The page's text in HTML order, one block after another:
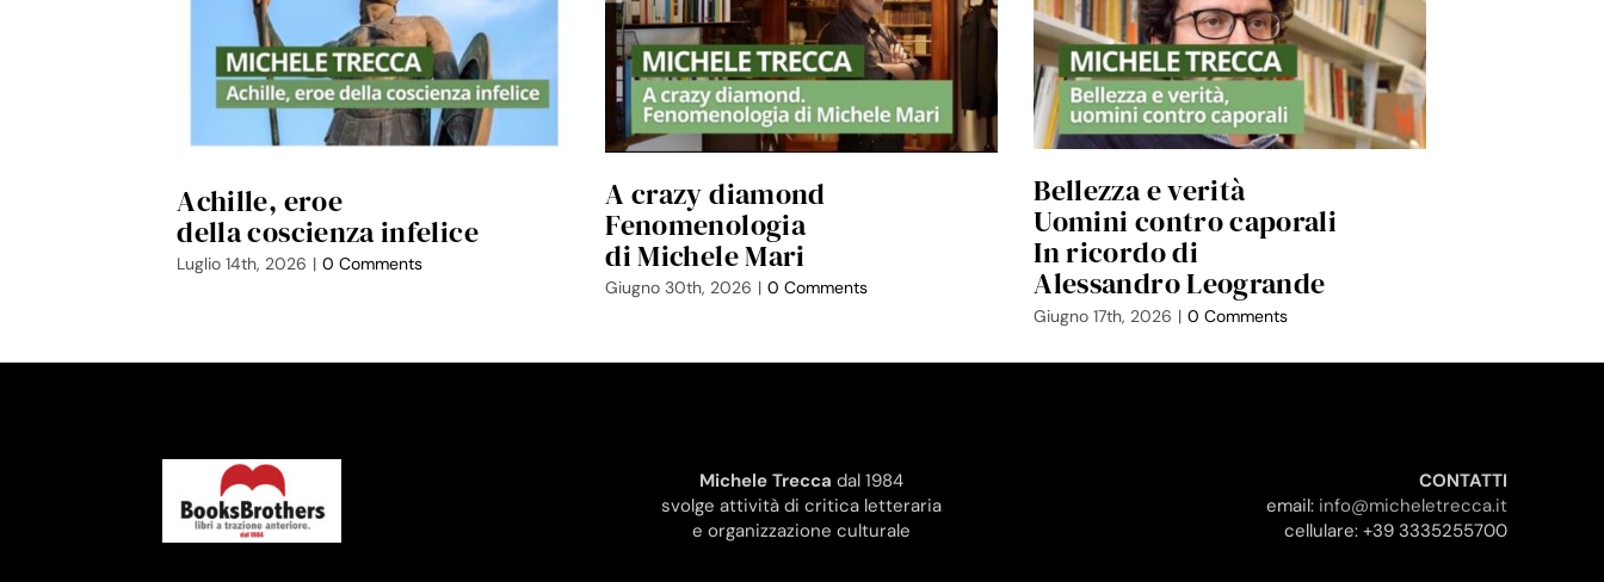
Achille, eroe
della coscienza infelice
Luglio 14th, 2026 | 0 Comments
A crazy diamond
Fenomenologia
di Michele Mari
Giugno 30th, 2026 | 0 Comments
Bellezza e verità
Uomini contro caporali
In ricordo di
Alessandro Leogrande
Giugno 17th, 2026 | 0 Comments
Michele Trecca dal 1984
svolge attività di critica letteraria
e organizzazione culturale
CONTATTI
email: info@micheletrecca.it
cellulare: +39 3335255700